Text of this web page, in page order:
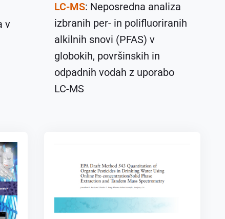
v
LC-MS: Neposredna analiza
izbranih per- in polifluoriranih
alkilnih snovi (PFAS) v
globokih, površinskih in
odpadnih vodah z uporabo
LC-MS